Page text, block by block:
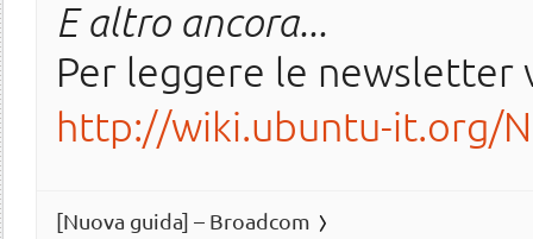
E altro ancora...
Per leggere le newsletter
http://wiki.ubuntu-it.org/
[Nuova guida] – Broadcom